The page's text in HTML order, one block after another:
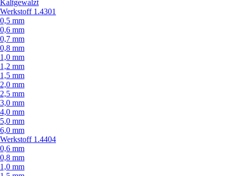
Kaltgewalzt
Werkstoff 1.4301
0,5 mm
0,6 mm
0,7 mm
0,8 mm
1,0 mm
1,2 mm
1,5 mm
2,0 mm
2,5 mm
3,0 mm
4,0 mm
5,0 mm
6,0 mm
Werkstoff 1.4404
0,6 mm
0,8 mm
1,0 mm